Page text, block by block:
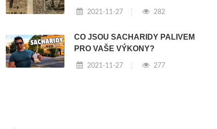
2021-11-27 282
CO JSOU SACHARIDY PALIVEM
PRO VAŠE VÝKONY?
2021-11-27 277